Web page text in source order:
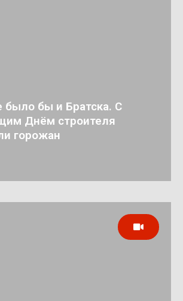
было бы и Братска. С
Днём строителя
горожан